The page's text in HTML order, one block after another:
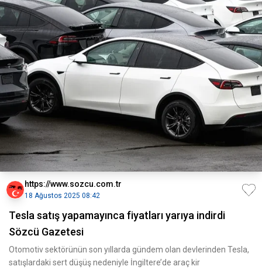
https://www.sozcu.com.tr
18 Ağustos 2025 08:42
Tesla satış yapamayınca fiyatları yarıya indirdi
Sözcü Gazetesi
Otomotiv sektörünün son yıllarda gündem olan devlerinden Tesla,
satışlardaki sert düşüş nedeniyle İngiltere’de araç kir